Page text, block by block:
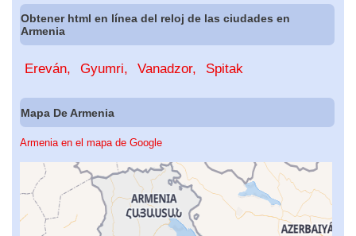
Obtener html en línea del reloj de las ciudades en
Armenia
Ereván Gyumri Vanadzor Spitak
Mapa De Armenia
Armenia en el mapa de Google